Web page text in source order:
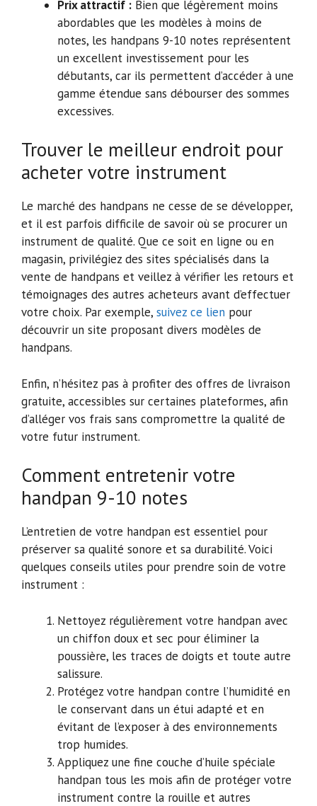
Prix attractif : Bien que légèrement moins
abordables que les modèles à moins de
notes, les handpans 9-10 notes représentent
un excellent investissement pour les
débutants, car ils permettent d’accéder à une
gamme étendue sans débourser des sommes
excessives.
Trouver le meilleur endroit pour
acheter votre instrument
Le marché des handpans ne cesse de se développer,
et il est parfois difficile de savoir où se procurer un
instrument de qualité. Que ce soit en ligne ou en
magasin, privilégiez des sites spécialisés dans la
vente de handpans et veillez à vérifier les retours et
témoignages des autres acheteurs avant d’effectuer
votre choix. Par exemple, suivez ce lien pour
découvrir un site proposant divers modèles de
handpans.
Enfin, n’hésitez pas à profiter des offres de livraison
gratuite, accessibles sur certaines plateformes, afin
d’alléger vos frais sans compromettre la qualité de
votre futur instrument.
Comment entretenir votre
handpan 9-10 notes
L’entretien de votre handpan est essentiel pour
préserver sa qualité sonore et sa durabilité. Voici
quelques conseils utiles pour prendre soin de votre
instrument :
Nettoyez régulièrement votre handpan avec
un chiffon doux et sec pour éliminer la
poussière, les traces de doigts et toute autre
salissure.
Protégez votre handpan contre l’humidité en
le conservant dans un étui adapté et en
évitant de l’exposer à des environnements
trop humides.
Appliquez une fine couche d’huile spéciale
handpan tous les mois afin de protéger votre
instrument contre la rouille et autres